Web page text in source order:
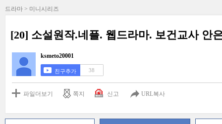
드라마 > 미니시리즈
[20] 소설원작.네플. 웹드라마. 보건교사 안
ksmeto20001
친구추가 38
파일더보기 쪽지 신고 URL복사